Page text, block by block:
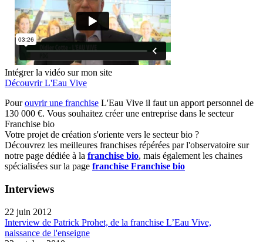
Intégrer la vidéo sur mon site
Découvrir L'Eau Vive
Pourouvrir une franchise L'Eau Vive il faut un apport personnel de
130 000 €. Vous souhaitez créer une entreprise dans le secteur
Franchise bio
Votre projet de création s'oriente vers le secteur bio ?
Découvrez les meilleures franchises répérées par l'observatoire sur
notre page dédiée à la franchise bio, mais également les chaines
spécialisées sur la page franchise Franchise bio
Interviews
22 juin 2012
Interview de Patrick Prohet, de la franchise L’Eau Vive,
naissance de l'enseigne